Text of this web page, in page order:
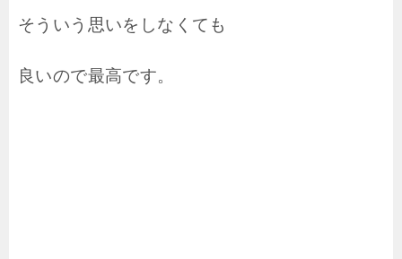
そういう思いをしなくても
良いので最高です。